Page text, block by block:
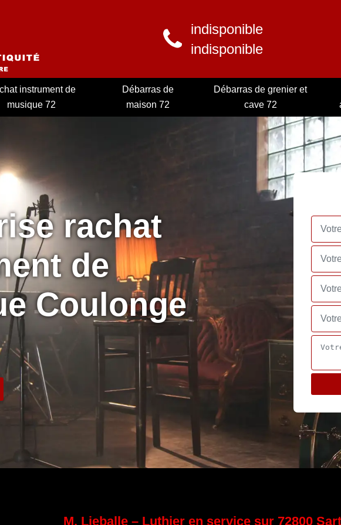
indisponible
indisponible
instrument de
musique 72
Débarras de
maison 72
Débarras de grenier et
cave 72
rachat
de
Coulonge
M. Lieballe – Luthier en service sur 72800